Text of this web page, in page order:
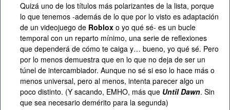
Quizá uno de los títulos más polarizantes de la lista, porque
lo que tenemos -además de lo que por lo visto es adaptación
de un videojuego de Roblox o yo qué sé- es un bucle
temporal con un reparto mínimo, una serie de reflexiones
que dependerá de cómo te caiga y… bueno, yo qué sé. Pero
por lo menos demuestra que en lo que no deja de ser un
túnel de intercambiador. Aunque no sé si eso lo hace más o
menos universal, pero al menos, intenta parecer algo un
poco distinto. (Y sacando, EMHO, más que Until Dawn. Sin
que sea necesario demérito para la segunda)